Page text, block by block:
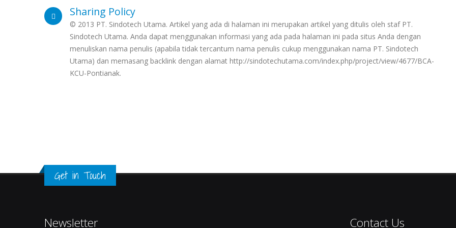
Sharing Policy
© 2013 PT. Sindotech Utama. Artikel yang ada di halaman ini merupakan artikel yang ditulis oleh staf PT.
Sindotech Utama. Anda dapat menggunakan informasi yang ada pada halaman ini pada situs Anda dengan
menuliskan nama penulis (apabila tidak tercantum nama penulis cukup menggunakan nama PT. Sindotech
Utama) dan memasang backlink dengan alamat http://sindotechutama.com/index.php/project/view/4677/BCA-
KCU-Pontianak.
Get in Touch
Newsletter Contact Us